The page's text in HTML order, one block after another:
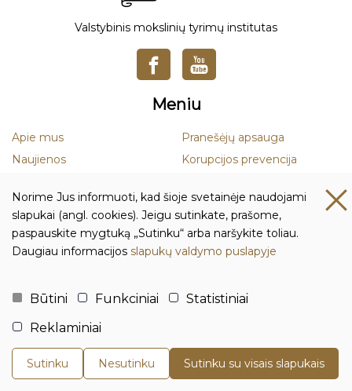
Valstybinis mokslinių tyrimų institutas
Meniu
Apie mus
Naujienos
Leidiniai
Duomenų apsauga
Pranešėjų apsauga
Korupcijos prevencija
prevencija
Kontaktai ir rekvizitai
Biudžetinė įstaiga Lietuvos istorijos institutas
Adresas: Tilto g. 17, 01101 Vilnius, Lietuva
Tel.:+370 5 261 4436
El. p.:
istorija@istorija.lt
Norime Jus informuoti, kad šioje svetainėje naudojami
slapukai (angl. cookies). Jeigu sutinkate, prašome,
paspauskite mygtuką „Sutinku“ arba naršykite toliau.
Daugiau informacijos slapukų valdymo puslapyje
Būtini Funkciniai
Statistiniai
Reklaminiai
Sutinku Nesutinku Sutinku su visais slapukais